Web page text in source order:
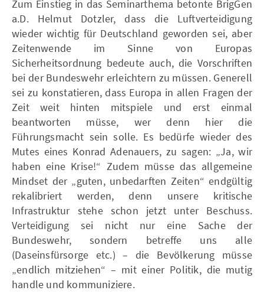
Zum Einstieg in das Seminarthema betonte BrigGen
a.D. Helmut Dotzler, dass die Luftverteidigung
wieder wichtig für Deutschland geworden sei, aber
Zeitenwende im Sinne von Europas
Sicherheitsordnung bedeute auch, die Vorschriften
bei der Bundeswehr erleichtern zu müssen. Generell
sei zu konstatieren, dass Europa in allen Fragen der
Zeit weit hinten mitspiele und erst einmal
beantworten müsse, wer denn hier die
Führungsmacht sein solle. Es bedürfe wieder des
Mutes eines Konrad Adenauers, zu sagen: „Ja, wir
haben eine Krise!“ Zudem müsse das allgemeine
Mindset der „guten, unbedarften Zeiten“ endgültig
rekalibriert werden, denn unsere kritische
Infrastruktur stehe schon jetzt unter Beschuss.
Verteidigung sei nicht nur eine Sache der
Bundeswehr, sondern betreffe uns alle
(Daseinsfürsorge etc.) – die Bevölkerung müsse
„endlich mitziehen“ – mit einer Politik, die mutig
handle und kommuniziere.